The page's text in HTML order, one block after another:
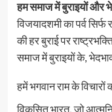
हम समाज में बुराइयों और
विजयादशमी का पर्व सिर्फ
की हर बुराई पर
समाज में बुराइयों के,
हमें भगवान राम के विचारों
विकसित भारत, जो